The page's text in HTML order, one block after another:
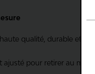
qualité, durable et
ajusté pour retirer au